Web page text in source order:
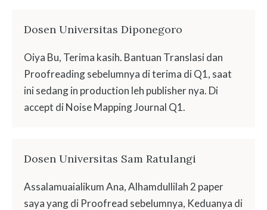
Dosen Universitas Diponegoro
Oiya Bu, Terima kasih. Bantuan Translasi dan
Proofreading sebelumnya di terima di Q1, saat
ini sedang in production leh publisher nya. Di
accept di Noise Mapping Journal Q1.
Dosen Universitas Sam Ratulangi
Assalamuaialikum Ana, Alhamdullilah 2 paper
saya yang di Proofread sebelumnya, Keduanya di